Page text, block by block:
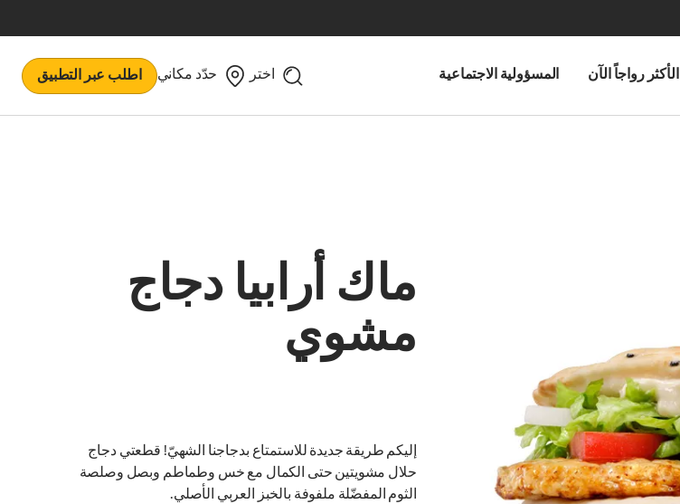
الأكثر رواجاً الآن المسؤولية الاجتماعية اختر حدّد مكاني اطلب عبر التطبيق
ماك أرابيا دجاج
مشوي
إليكم طريقة جديدة للاستمتاع بدجاجنا الشهيّ! قطعتي دجاج
حلال مشويتين حتى الكمال مع خس وطماطم وبصل وصلصة
الثوم المفضّلة ملفوفة بالخبز العربي الأصلي.